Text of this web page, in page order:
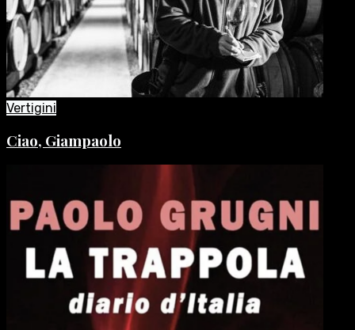
Vertigini
Ciao, Giampaolo